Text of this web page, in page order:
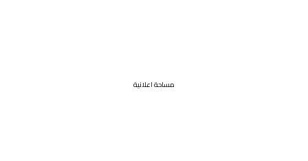
مساحة اعلانية